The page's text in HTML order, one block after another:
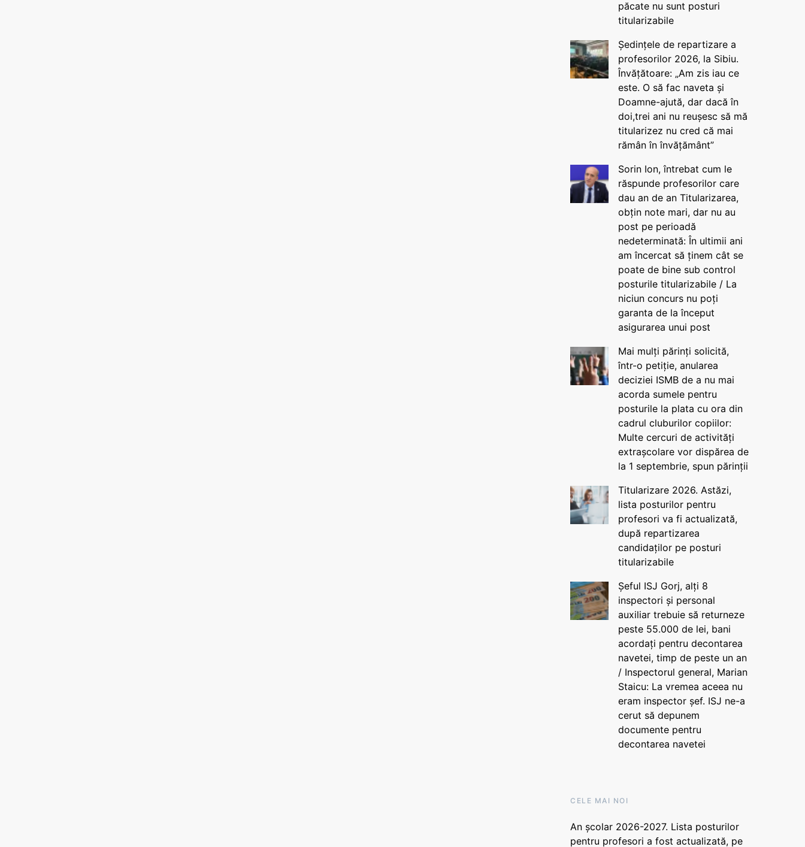
păcate nu sunt posturi
titularizabile
Ședințele de repartizare a
profesorilor 2026, la Sibiu.
Învățătoare: „Am zis iau ce
este. O să fac naveta și
Doamne-ajută, dar dacă în
doi,trei ani nu reușesc să mă
titularizez nu cred că mai
rămân în învățământ”
Sorin Ion, întrebat cum le
răspunde profesorilor care
dau an de an Titularizarea,
obțin note mari, dar nu au
post pe perioadă
nedeterminată: În ultimii ani
am încercat să ținem cât se
poate de bine sub control
posturile titularizabile / La
niciun concurs nu poți
garanta de la început
asigurarea unui post
Mai mulți părinți solicită,
într-o petiție, anularea
deciziei ISMB de a nu mai
acorda sumele pentru
posturile la plata cu ora din
cadrul cluburilor copiilor:
Multe cercuri de activități
extrașcolare vor dispărea de
la 1 septembrie, spun părinții
Titularizare 2026. Astăzi,
lista posturilor pentru
profesori va fi actualizată,
după repartizarea
candidaților pe posturi
titularizabile
Șeful ISJ Gorj, alți 8
inspectori și personal
auxiliar trebuie să returneze
peste 55.000 de lei, bani
acordați pentru decontarea
navetei, timp de peste un an
/ Inspectorul general, Marian
Staicu: La vremea aceea nu
eram inspector șef. ISJ ne-a
cerut să depunem
documente pentru
decontarea navetei
CELE MAI NOI
An școlar 2026-2027. Lista posturilor
pentru profesori a fost actualizată, pe